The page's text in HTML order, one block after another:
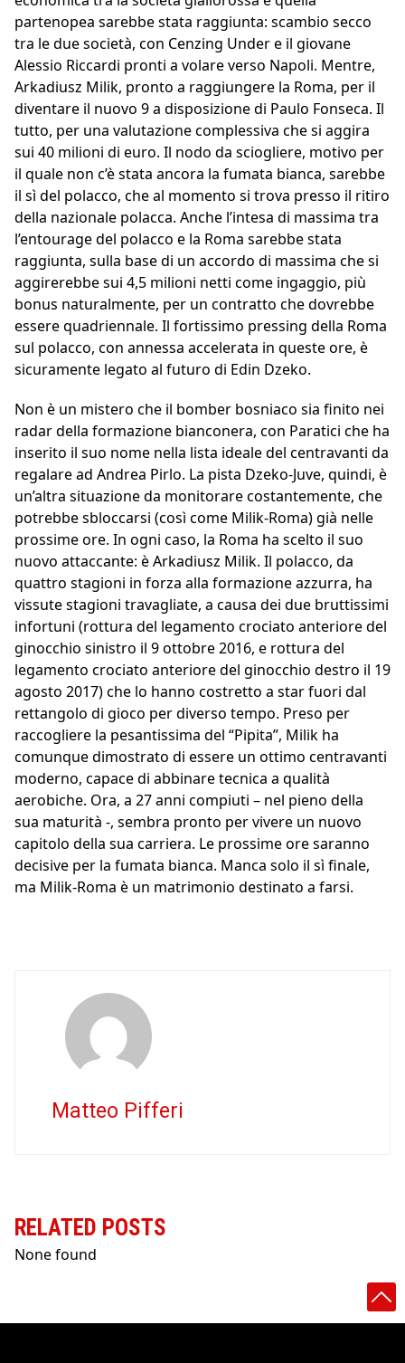
partenopea sarebbe stata raggiunta: scambio secco
tra le due società, con Cenzing Under e il giovane
Alessio Riccardi pronti a volare verso Napoli. Mentre,
Arkadiusz Milik, pronto a raggiungere la Roma, per il
diventare il nuovo 9 a disposizione di Paulo Fonseca. Il
tutto, per una valutazione complessiva che si aggira
sui 40 milioni di euro. Il nodo da sciogliere, motivo per
il quale non c’è stata ancora la fumata bianca, sarebbe
il sì del polacco, che al momento si trova presso il ritiro
della nazionale polacca. Anche l’intesa di massima tra
l’entourage del polacco e la Roma sarebbe stata
raggiunta, sulla base di un accordo di massima che si
aggirerebbe sui 4,5 milioni netti come ingaggio, più
bonus naturalmente, per un contratto che dovrebbe
essere quadriennale. Il fortissimo pressing della Roma
sul polacco, con annessa accelerata in queste ore, è
sicuramente legato al futuro di Edin Dzeko.
Non è un mistero che il bomber bosniaco sia finito nei
radar della formazione bianconera, con Paratici che ha
inserito il suo nome nella lista ideale del centravanti da
regalare ad Andrea Pirlo. La pista Dzeko-Juve, quindi, è
un’altra situazione da monitorare costantemente, che
potrebbe sbloccarsi (così come Milik-Roma) già nelle
prossime ore. In ogni caso, la Roma ha scelto il suo
nuovo attaccante: è Arkadiusz Milik. Il polacco, da
quattro stagioni in forza alla formazione azzurra, ha
vissute stagioni travagliate, a causa dei due bruttissimi
infortuni (rottura del legamento crociato anteriore del
ginocchio sinistro il 9 ottobre 2016, e rottura del
legamento crociato anteriore del ginocchio destro il 19
agosto 2017) che lo hanno costretto a star fuori dal
rettangolo di gioco per diverso tempo. Preso per
raccogliere la pesantissima del “Pipita”, Milik ha
comunque dimostrato di essere un ottimo centravanti
moderno, capace di abbinare tecnica a qualità
aerobiche. Ora, a 27 anni compiuti – nel pieno della
sua maturità -, sembra pronto per vivere un nuovo
capitolo della sua carriera. Le prossime ore saranno
decisive per la fumata bianca. Manca solo il sì finale,
ma Milik-Roma è un matrimonio destinato a farsi.
Matteo Pifferi
RELATED POSTS
None found